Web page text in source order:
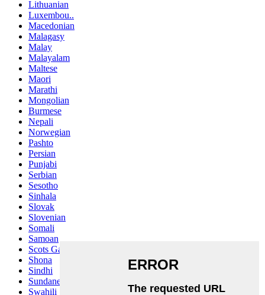
Lithuanian
Luxembou..
Macedonian
Malagasy
Malay
Malayalam
Maltese
Maori
Marathi
Mongolian
Burmese
Nepali
Norwegian
Pashto
Persian
Punjabi
Serbian
Sesotho
Sinhala
Slovak
Slovenian
Somali
Samoan
Scots Gaelic
Shona
Sindhi
Sundanese
Swahili